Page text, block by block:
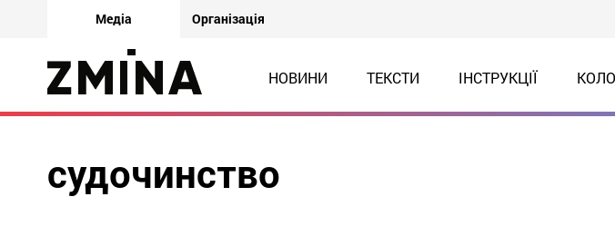
Медіа Організація
НОВИНИ ТЕКСТИ ІНСТРУКЦІЇ
судочинство